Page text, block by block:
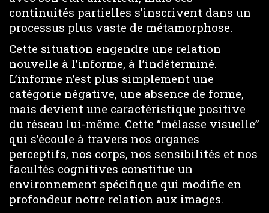
continuités partielles s’inscrivent dans un
processus plus vaste de métamorphose.
Cette situation engendre une relation
nouvelle à l’informe, à l’indéterminé.
L’informe n’est plus simplement une
catégorie négative, une absence de forme,
mais devient une caractéristique positive
du réseau lui-même. Cette “mélasse visuelle”
qui s’écoule à travers nos organes
perceptifs, nos corps, nos sensibilités et nos
facultés cognitives constitue un
environnement spécifique qui modifie en
profondeur notre relation aux images.